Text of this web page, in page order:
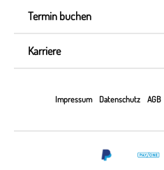
Termin buchen
Karriere
Impressum Datenschutz AGB